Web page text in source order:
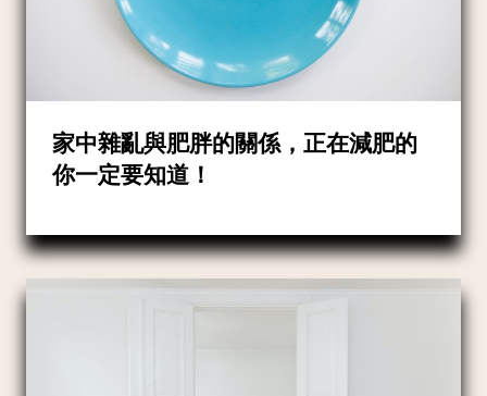
家中雜亂與肥胖的關係，正在減肥的
你一定要知道！